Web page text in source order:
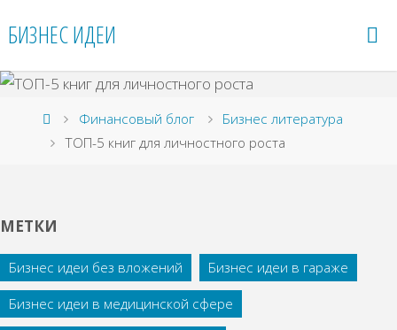
БИЗНЕС ИДЕИ
Главная
Финансовый блог
Бизнес литература
ТОП-5 книг для личностного роста
МЕТКИ
Бизнес идеи без вложений
Бизнес идеи в гараже
Бизнес идеи в медицинской сфере